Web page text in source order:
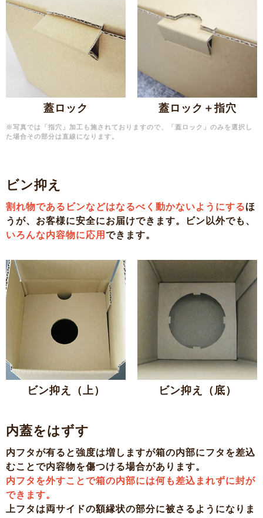
蓋ロック 蓋ロック＋指穴
※写真では「指穴」加工も施されておりますので、「蓋ロック」のみを選択し
た場合その部分は直線になります。
ビン抑え
割れ物であるビンなどはなるべく動かないようにするほ
うが、お客様に安全にお届けできます。ビン以外でも、
いろんな内容物に応用 できます。
ビン抑え（上） ビン抑え（底）
内蓋をはずす
内フタが有ると強度は増しますが箱の内部にフタを差込
むことで内容物を傷つける場合があります。
内フタを外すことで箱の内部には何も差込まれずに封が
できます。
上フタは両サイドの額縁状の部分に被さるようになりま